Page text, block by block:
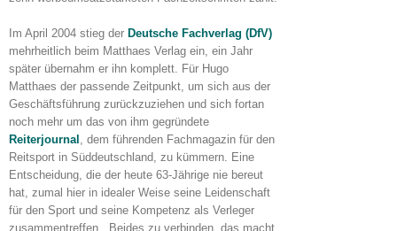
Im April 2004 stieg der Deutsche Fachverlag (DfV)
mehrheitlich beim Matthaes Verlag ein, ein Jahr
später übernahm er ihn komplett. Für Hugo
Matthaes der passende Zeitpunkt, um sich aus der
Geschäftsführung zurückzuziehen und sich fortan
noch mehr um das von ihm gegründete
Reiterjournal , dem führenden Fachmagazin für den
Reitsport in Süddeutschland, zu kümmern. Eine
Entscheidung, die der heute 63-Jährige nie bereut
hat, zumal hier in idealer Weise seine Leidenschaft
für den Sport und seine Kompetenz als Verleger
zusammentreffen. „Beides zu verbinden, das macht